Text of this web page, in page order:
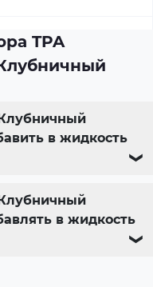
TPA
в жидкость
❯
в жидкость
❯